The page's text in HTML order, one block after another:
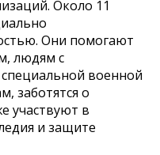
Около 11
Они помогают
людям с
военной
заботятся о
участвуют в
и защите